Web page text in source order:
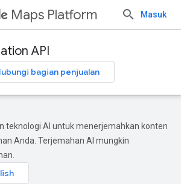
Maps Platform Masuk
API
bagian penjualan
teknologi AI untuk menerjemahkan konten
Anda. Terjemahan AI mungkin